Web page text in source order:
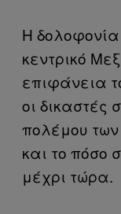
Η δολοφονία
κεντρικό
επιφάνεια
οι δικαστές
πολέμου
και το πόσο
μέχρι τώρα.